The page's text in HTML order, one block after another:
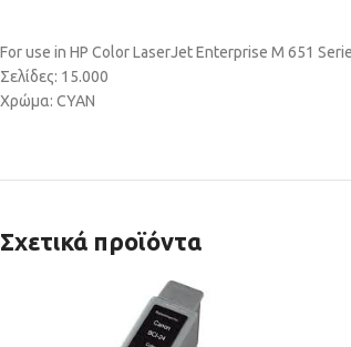
For use in HP Color LaserJet Enterprise M 651
Σελίδες: 15.000
Χρώμα: CYAN
Σχετικά προϊόντα